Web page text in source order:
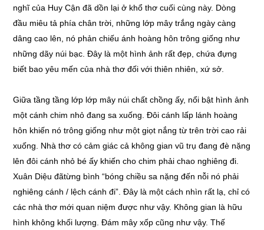
nghĩ của Huy Cận đã dồn lại ở khổ thơ cuối cùng này. Dòng
đầu miêu tả phía chân trời, những lớp mây trắng ngày càng
dâng cao lên, nó phản chiếu ánh hoàng hôn trông giống như
những dãy núi bạc. Đây là một hình ảnh rất đẹp, chứa đựng
biết bao yêu mến của nhà thơ đối với thiên nhiên, xứ sở.
Giữa tầng tầng lớp lớp mây núi chất chồng ấy, nổi bật hình ảnh
một cánh chim nhỏ đang sa xuống. Đôi cánh lấp lánh hoàng
hôn khiến nó trông giống như một giọt nắng từ trên trời cao rải
xuống. Nhà thơ có cảm giác cả không gian vũ trụ đang đè nặng
lên đôi cánh nhỏ bé ấy khiến cho chim phải chao nghiêng đi.
Xuân Diệu đãtừng bình “bóng chiều sa nặng đến nỗi nó phải
nghiêng cánh / lệch cánh đi”. Đây là một cách nhìn rất lạ, chỉ có
các nhà thơ mới quan niệm được như vậy. Không gian là hữu
hình không khối lượng. Đám mây xốp cũng như vậy. Thế